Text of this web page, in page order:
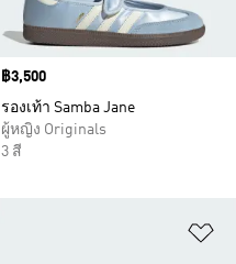
Price
฿3,500
รองเท้า Samba Jane
ผู้หญิง Originals
3 สี